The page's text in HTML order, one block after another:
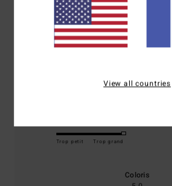
basé sur1 avis vérifiés
100% de nos clients
Trop petit Trop grand
Coloris
View all countries